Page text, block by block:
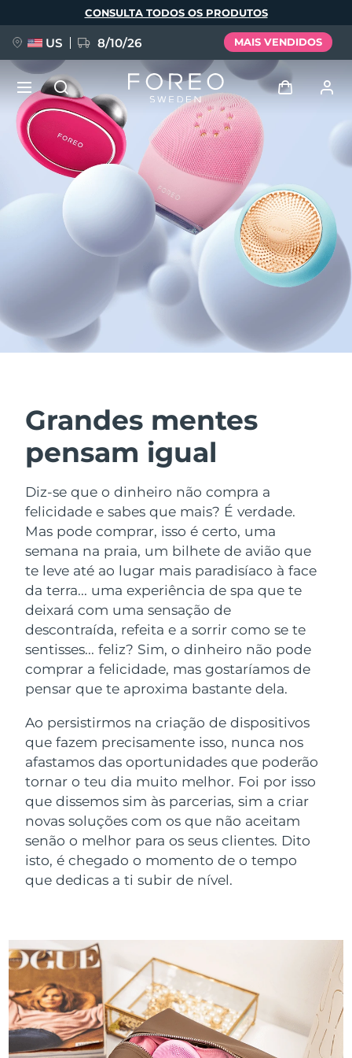
principal
Grandes mentes
pensam igual
Diz-se que o dinheiro não compra a
felicidade e sabes que mais? É verdade.
Mas pode comprar, isso é certo, uma
semana na praia, um bilhete de avião que
te leve até ao lugar mais paradisíaco à face
da terra... uma experiência de spa que te
deixará com uma sensação de
descontraída, refeita e a sorrir como se te
sentisses... feliz? Sim, o dinheiro não pode
comprar a felicidade, mas gostaríamos de
pensar que te aproxima bastante dela.
Ao persistirmos na criação de dispositivos
que fazem precisamente isso, nunca nos
afastamos das oportunidades que poderão
tornar o teu dia muito melhor. Foi por isso
que dissemos sim às parcerias, sim a criar
novas soluções com os que não aceitam
senão o melhor para os seus clientes. Dito
isto, é chegado o momento de o tempo
que dedicas a ti subir de nível.
CONSULTA TODOS OS PRODUTOS
US 8/10/26 MAIS VENDIDOS
Perfil de usuário
Meus aparelhos
Meus pedidos
As minhas subscrições
NOVIDADE
FAQ™ Pure Beauty-Tech Elixir
BREAKING NEWS
issa™ Teeth Whitening Set
FAQ™ Dual LED Panel
POPULAR
Ofertas especiais Bestsellers
Terapia com luz vermelha
Limpeza facial
LUNA™ 4 kit
Anti-aging massage
LUNA™ 4 Men
For men, anti-aging massage
Lifting facial
BEAR™ 2 kit
Microcurrent toning
BEAR™ 2 eyes & lips
Microcurrent line smoothing device
Hidratação
Deep facial hydration
UFO™ 3 LED
Near-infrared and red light therapy
device
Hybrid silicone sonic toothbrush
issa™ 4 plus
Smart hybrid silicone sonic toothbrush
TRATAMENTO ANTIENVELHECIMENTO
FAQ™
Antienvelhecimento Tratamentos LED
NEW
Idioma
Deutsch
Español
Français
Italiano
Português
Svenska
Русский
País de envio
Entrega prevista
Austrália Entrega prevista8/12/26
França Entrega prevista8/9/26
Alemanha Entrega prevista8/9/26
Canadá Entrega prevista 8/13/26
Austrália Entrega prevista
Áustria Entrega prevista 8/9/26
Barein Entrega prevista8/10/26
Bélgica Entrega prevista8/9/26
Bermudas Entrega prevista8/15/26
Bósnia e
Entrega prevista
Bulgária
Canadá Entrega prevista 8/13/26
Chile Entrega prevista 8/13/26